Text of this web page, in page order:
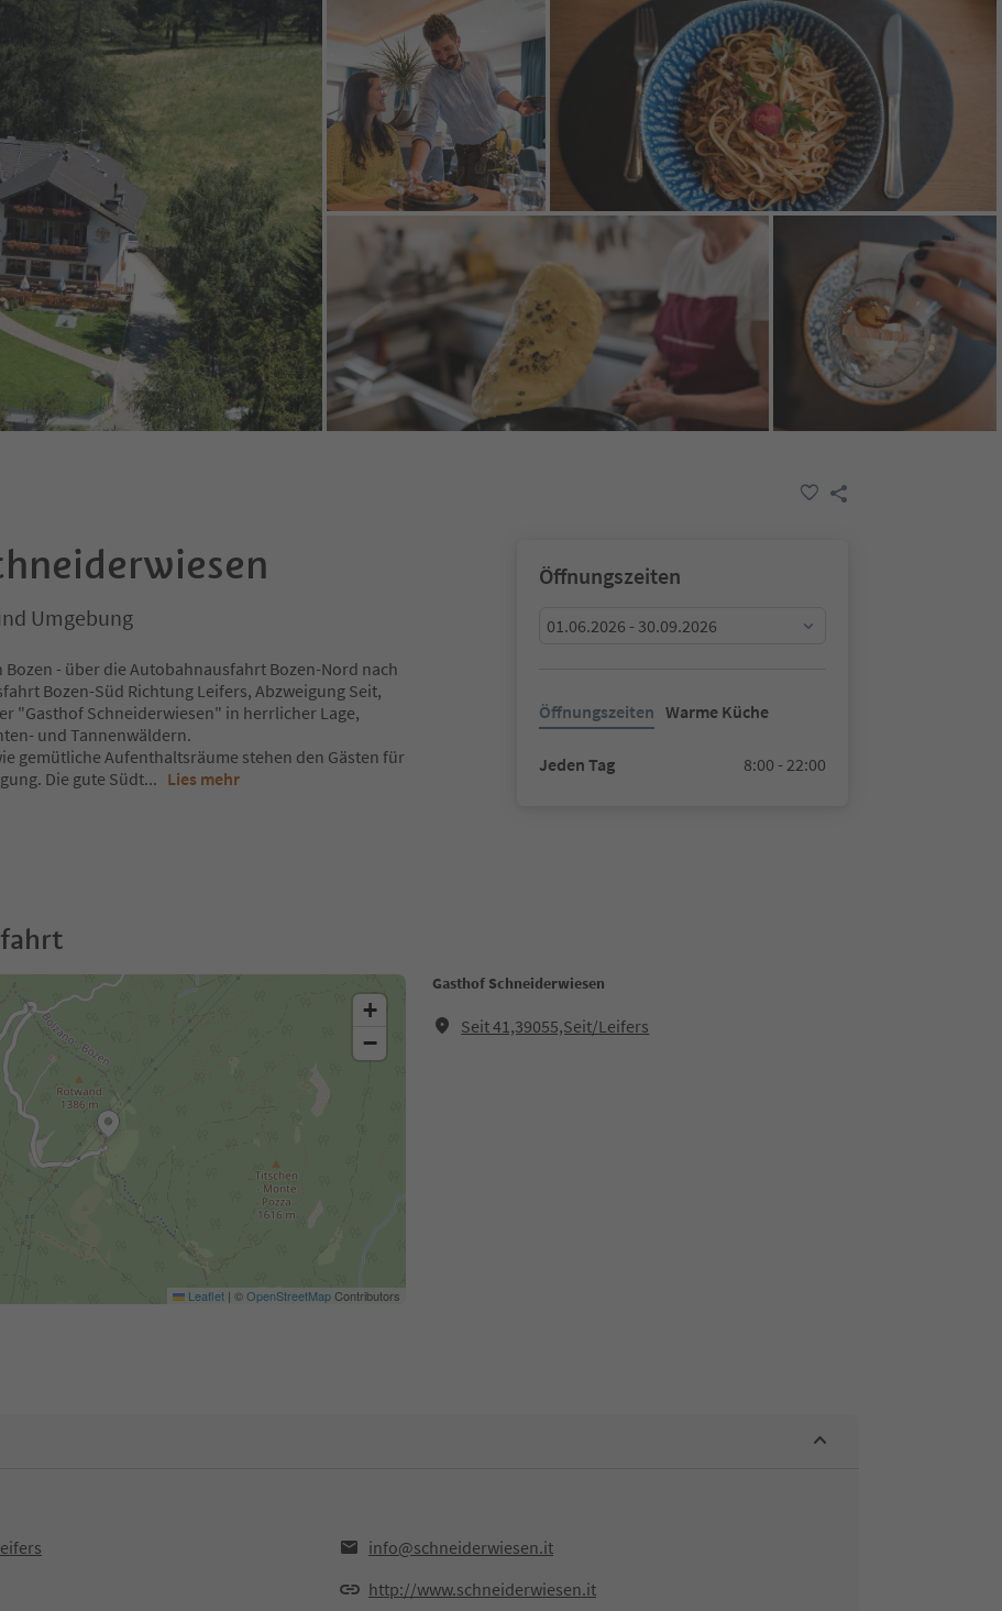
Umgebung
- über die Autobahnausfahrt Bozen-Nord nach
Bozen-Süd Richtung Leifers, Abzweigung Seit,
"Gasthof Schneiderwiesen" in herrlicher Lage,
und Tannenwäldern.
gemütliche Aufenthaltsräume stehen den Gästen für
Die gute Südt... Lies mehr
Öffnungszeiten
01.06.2026 - 30.09.2026
Öffnungszeiten Warme Küche
Jeden Tag 8:00 - 22:00
Gasthof Schneiderwiesen
Seit 41,39055,Seit/Leifers
+
−
Leaflet | ©OpenStreetMapContributors
info@schneiderwiesen.it
http://www.schneiderwiesen.it